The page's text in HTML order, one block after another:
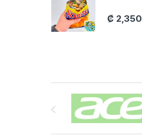
₡2,350
Carrusel de Marcas